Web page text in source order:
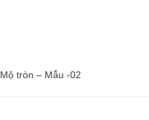
Mộ tròn – Mẫu -02